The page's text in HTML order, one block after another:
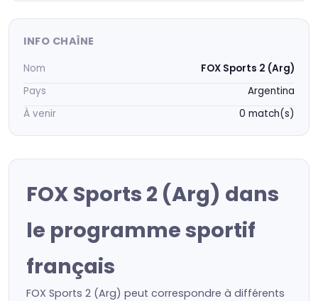
INFO CHAÎNE
Nom
FOX Sports 2 (Arg)
Pays
Argentina
À venir
0 match(s)
FOX Sports 2 (Arg) dans
le programme sportif
français
FOX Sports 2 (Arg) peut correspondre à différents